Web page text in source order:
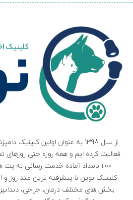
از سال 1398 به عنوان اولین
۱:۰۰ بامداد آماده خدمت رسانی به پت های دلبندتان می باشیم.
کلینیک نوین با پیشرفته ترین متد روز
بخش های مختلف درمان، جراحی،